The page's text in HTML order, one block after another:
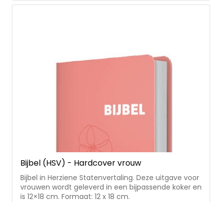
Bijbel (HSV) - Hardcover vrouw
Bijbel in Herziene Statenvertaling. Deze uitgave voor
vrouwen wordt geleverd in een bijpassende koker en
is 12×18 cm. Formaat: 12 x 18 cm.